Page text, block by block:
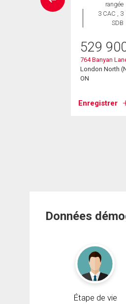
rangée
3 CAC , 3
SDB
529
764 Banyan
London North
ON
Enregistrer
Données
Étape de vie